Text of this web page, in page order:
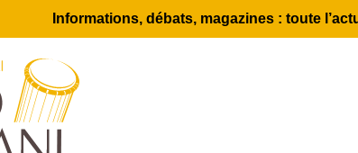
Informations, débats, magazines : toute